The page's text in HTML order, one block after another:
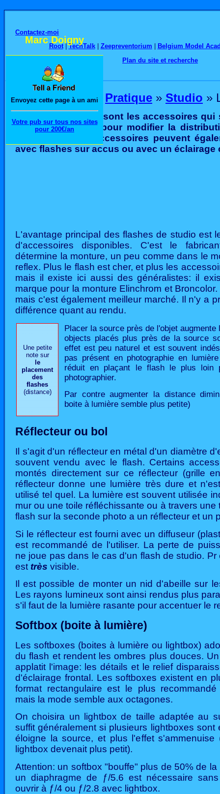
Contactez-moi
Root|TechTalk| Zeepreventorium
Belgium Model
Plan du site et recherche
Marc Doigny
Envoyez cette page à un ami
Votre pub sur tous nos sites
pour 200€/an
Photographie» Pratique » Studio »
Les light modifiers sont les accessoires qui
flashes de studio pour modifier la
Certains de ces accessoires peuvent
avec flashes sur accus ou avec un éclairage
L'avantage principal des flashes de studio est
d'accessoires disponibles. C'est le
détermine la monture, un peu comme dans le
reflex. Plus le flash est cher, et plus les
mais il existe ici aussi des généralistes: il
marque pour la monture Elinchrom et
mais c'est également meilleur marché. Il n'y a
différence quant au rendu.
Une petite
note sur
le
placement
des
flashes
(distance)
Placer la source près de l'objet
objects placés plus près de la source
effet est peu naturel et est souvent
pas présent en photographie en
réduit en plaçant le flash le plus loin
photographier.
Par contre augmenter la distance
boite à lumière semble plus petite)
Réflecteur ou bol
Il s'agit d'un réflecteur en métal d'un diamètre
souvent vendu avec le flash. Certains
montés directement sur ce réflecteur (grille
réflecteur donne une lumière très dure et
utilisé tel quel. La lumière est souvent utilisée
mur ou une toile réfléchissante ou à travers une
flash sur la seconde photo a un réflecteur et un
Si le réflecteur est fourni avec un diffuseur
est recommandé de l'utiliser. La perte de
ne joue pas dans le cas d'un flash de studio. Pr
est très visible.
Il est possible de monter un nid d'abeille sur
Les rayons lumineux sont ainsi rendus plus
s'il faut de la lumière rasante pour accentuer le
Softbox (boite à lumière)
Les softboxes (boites à lumière ou lightbox)
du flash et rendent les ombres plus douces.
applatit l'image: les détails et le relief
d'éclairage frontal. Les softboxes existent en
format rectangulaire est le plus
mais la mode semble aux octagones.
On choisira un lightbox de taille adaptée au
suffit généralement si plusieurs lightboxes sont
éloigne la source, et plus l'effet
lightbox devenait plus petit).
Attention: un softbox "bouffe" plus de 50% de
un diaphragme de ƒ/5.6 est nécessaire
ouvrir à ƒ/4 ou ƒ/2.8 avec lightbox.